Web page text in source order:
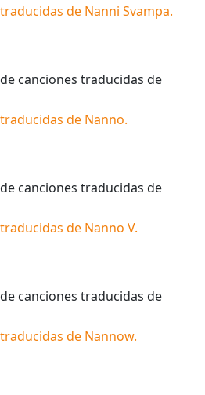
de Nanni Svampa.
canciones traducidas de
de Nanno.
canciones traducidas de
de Nanno V.
canciones traducidas de
de Nannow.